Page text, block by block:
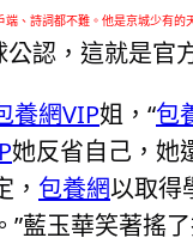
端、詩詞都不難。他是京城少有的
公認，這就是官
養網VIP姐，“包
她反省自己，她
包養網以取得
”藍玉華笑著搖